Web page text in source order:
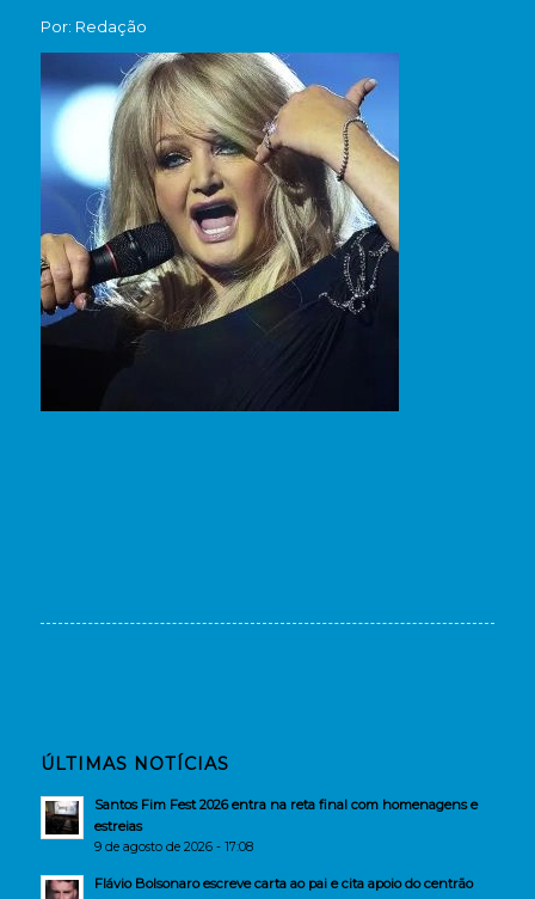
Por: Redação
ÚLTIMAS NOTÍCIAS
Santos Fim Fest 2026 entra na reta final com homenagens e
estreias
9 de agosto de 2026 - 17:08
Flávio Bolsonaro escreve carta ao pai e cita apoio do centrão